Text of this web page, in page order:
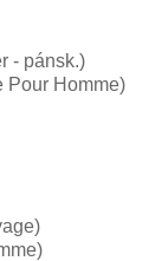
- pánsk.)
Pour Homme)